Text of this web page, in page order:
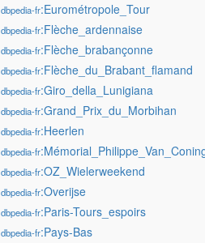
dbpedia-fr:Eurométropole_Tour
dbpedia-fr:Flèche_ardennaise
dbpedia-fr:Flèche_brabançonne
dbpedia-fr:Flèche_du_Brabant_flamand
dbpedia-fr:Giro_della_Lunigiana
dbpedia-fr:Grand_Prix_du_Morbihan
dbpedia-fr:Heerlen
dbpedia-fr
dbpedia-fr:OZ_Wielerweekend
dbpedia-fr:Overijse
dbpedia-fr:Paris-Tours_espoirs
dbpedia-fr:Pays-Bas